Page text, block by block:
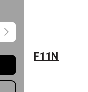
F11N